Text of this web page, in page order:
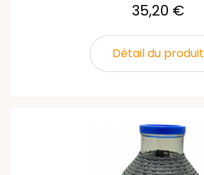
35,20 €
Détail du produit